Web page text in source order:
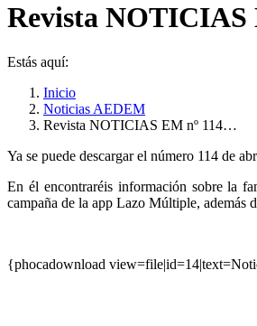
Revista NOTICIAS
Estás aquí:
Inicio
Noticias AEDEM
Revista NOTICIAS EM nº 114…
Ya se puede descargar el número 114 de
En él encontraréis información sobre la
campaña de la app Lazo Múltiple, además
{phocadownload